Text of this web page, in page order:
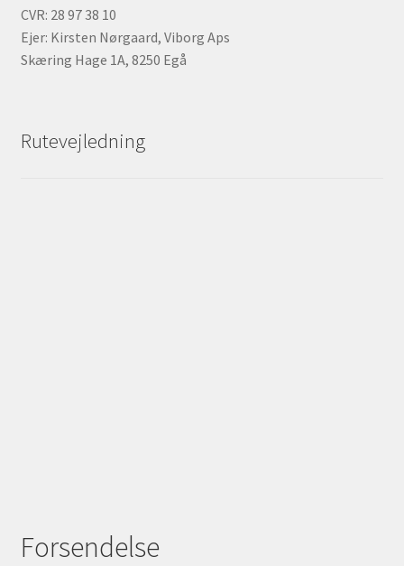
CVR: 28 97 38 10
Ejer: Kirsten Nørgaard, Viborg Aps
Skæring Hage 1A, 8250 Egå
Rutevejledning
Forsendelse